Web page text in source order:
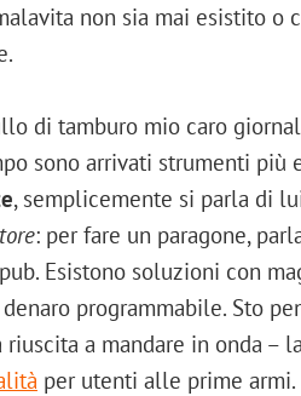
non sia mai esistito o
di tamburo mio caro
sono arrivati strumenti più
, semplicemente si parla di
: per fare un paragone,
Esistono soluzioni con
programmabile. Sto
a mandare in onda – la
per utenti alle prime armi.